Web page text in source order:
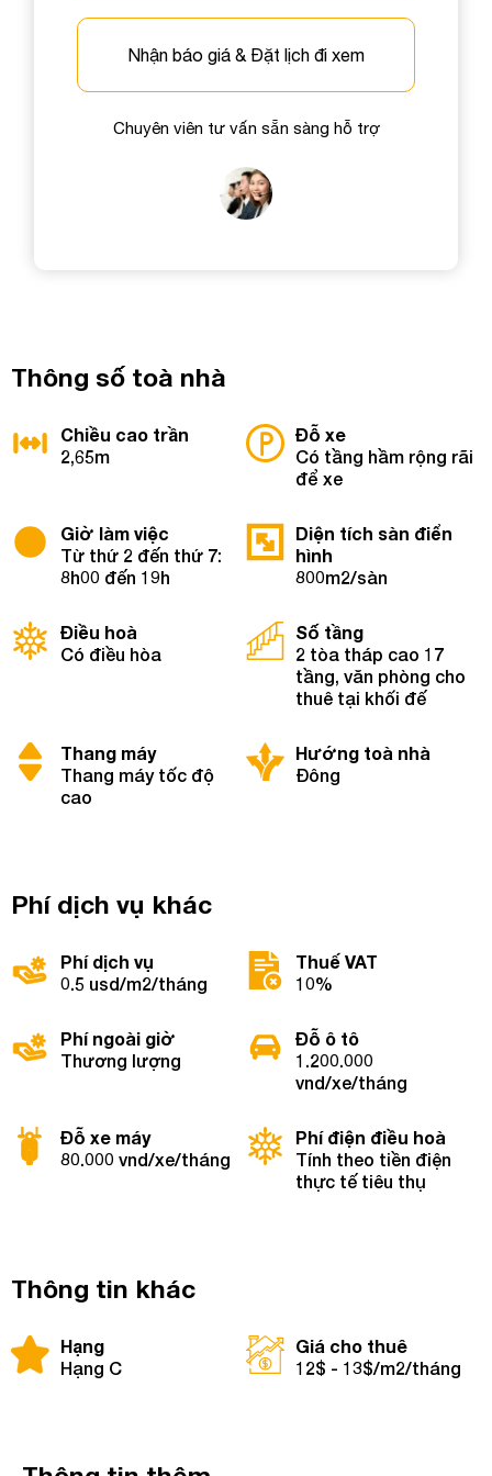
Nhận báo giá & Đặt lịch đi xem
Chuyên viên tư vấn sẵn sàng hỗ trợ
Thông số toà nhà
Chiều cao trần
2,65m
Đỗ xe
Có tầng hầm rộng rãi
để xe
Giờ làm việc
Từ thứ 2 đến thứ 7:
8h00 đến 19h
Diện tích sàn điển
hình
800m2/sàn
Điều hoà
Có điều hòa
Số tầng
2 tòa tháp cao 17
tầng, văn phòng cho
thuê tại khối đế
Thang máy
Thang máy tốc độ
cao
Hướng toà nhà
Đông
Phí dịch vụ khác
Phí dịch vụ
0.5 usd/m2/tháng
Thuế VAT
10%
Phí ngoài giờ
Thương lượng
Đỗ ô tô
1.200.000
vnd/xe/tháng
Đỗ xe máy
80.000 vnd/xe/tháng
Phí điện điều hoà
Tính theo tiền điện
thực tế tiêu thụ
Thông tin khác
Hạng
Hạng C
Giá cho thuê
12$ - 13$/m2/tháng